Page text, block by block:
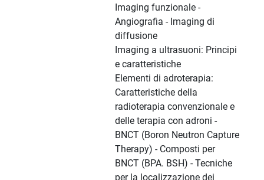
Imaging funzionale -
Angiografia - Imaging di
diffusione
Imaging a ultrasuoni: Principi
e caratteristiche
Elementi di adroterapia:
Caratteristiche della
radioterapia convenzionale e
delle terapia con adroni -
BNCT (Boron Neutron Capture
Therapy) - Composti per
BNCT (BPA. BSH) - Tecniche
per la localizzazione dei